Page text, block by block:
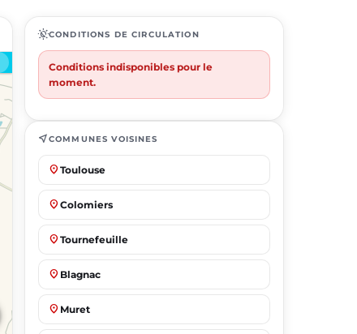
routineCONDITIONS DE CIRCULATION
Conditions indisponibles pour le
moment.
near_meCOMMUNES VOISINES
place Toulouse
place Colomiers
place Tournefeuille
place Blagnac
place Muret